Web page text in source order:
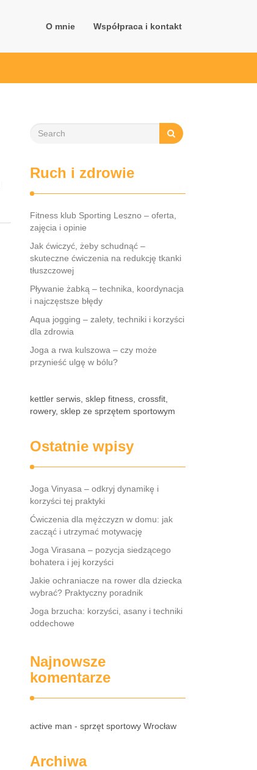
O mnie Współpraca i kontakt
Ruch i zdrowie
Fitness klub Sporting Leszno – oferta,
zajęcia i opinie
Jak ćwiczyć, żeby schudnąć –
skuteczne ćwiczenia na redukcję tkanki
tłuszczowej
Pływanie żabką – technika, koordynacja
i najczęstsze błędy
Aqua jogging – zalety, techniki i korzyści
dla zdrowia
Joga a rwa kulszowa – czy może
przynieść ulgę w bólu?
kettler serwis, sklep fitness, crossfit,
rowery, sklep ze sprzętem sportowym
Ostatnie wpisy
Joga Vinyasa – odkryj dynamikę i
korzyści tej praktyki
Ćwiczenia dla mężczyzn w domu: jak
zacząć i utrzymać motywację
Joga Virasana – pozycja siedzącego
bohatera i jej korzyści
Jakie ochraniacze na rower dla dziecka
wybrać? Praktyczny poradnik
Joga brzucha: korzyści, asany i techniki
oddechowe
Najnowsze
komentarze
active man - sprzęt sportowy Wrocław
Archiwa